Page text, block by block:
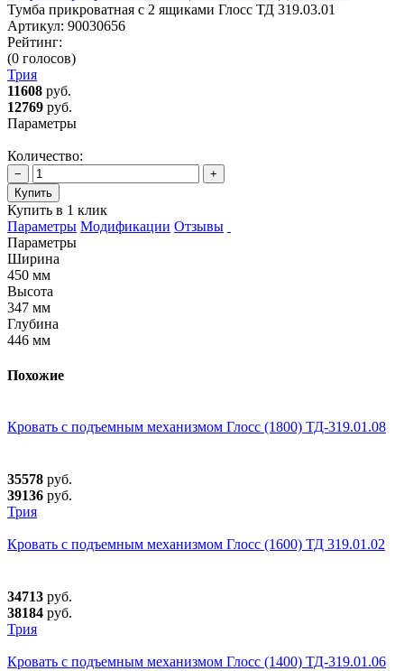
Тумба прикроватная с 2 ящиками Глосс ТД 319.03.01
Артикул: 90030656
Рейтинг:
(0 голосов)
Трия
11608 руб.
12769 руб.
Параметры
Количество:
−
+
Купить
Купить в 1 клик
Параметры Модификации Отзывы
Параметры
Ширина
450 мм
Высота
347 мм
Глубина
446 мм
Похожие
Кровать с подъемным механизмом Глосс (1800) ТД-319.01.08
35578 руб.
39136 руб.
Трия
Кровать с подъемным механизмом Глосс (1600) ТД 319.01.02
34713 руб.
38184 руб.
Трия
Кровать с подъемным механизмом Глосс (1400) ТД-319.01.06